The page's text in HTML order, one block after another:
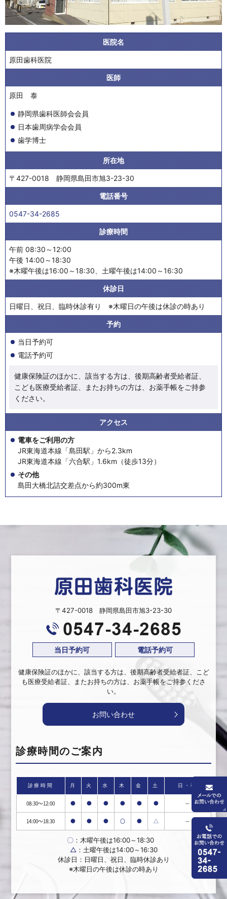
医院名
原田歯科医院
医師
原田 泰
静岡県歯科医師会会員
日本歯周病学会会員
歯学博士
所在地
〒427-0018 静岡県島田市旭3-23-30
電話番号
0547-34-2685
診療時間
午前 08:30～12:00
午後 14:00～18:30
※木曜午後は16:00～18:30、土曜午後は14:00～16:30
休診日
日曜日、祝日、臨時休診有り ※木曜日の午後は休診の時あり
予約
当日予約可
電話予約可
健康保険証のほかに、該当する方は、後期高齢者受給者証、
こども医療受給者証、またお持ちの方は、お薬手帳をご持参
ください。
アクセス
電車をご利用の方
JR東海道本線「島田駅」から2.3km
JR東海道本線「六合駅」1.6km（徒歩13分）
その他
島田大橋北詰交差点から約300m東
〒427-0018 静岡県島田市旭3-23-30
当日予約可 電話予約可
健康保険証のほかに、該当する方は、後期高齢者受給者証、こど
も医療受給者証、またお持ちの方は、お薬手帳をご持参くださ
い。
お問い合わせ
診療時間のご案内
診療時間 月 火 水 木 金 土 日・祝
08:30～12:00 ● ● ● ● ● ● －
14:00～18:30 ● ● ● 〇 ● △ －
〇：木曜午後は16:00～18:30
△ ：土曜午後は14:00～16:30
休診日：日曜日、祝日、臨時休診あり
※木曜日の午後は休診の時あり